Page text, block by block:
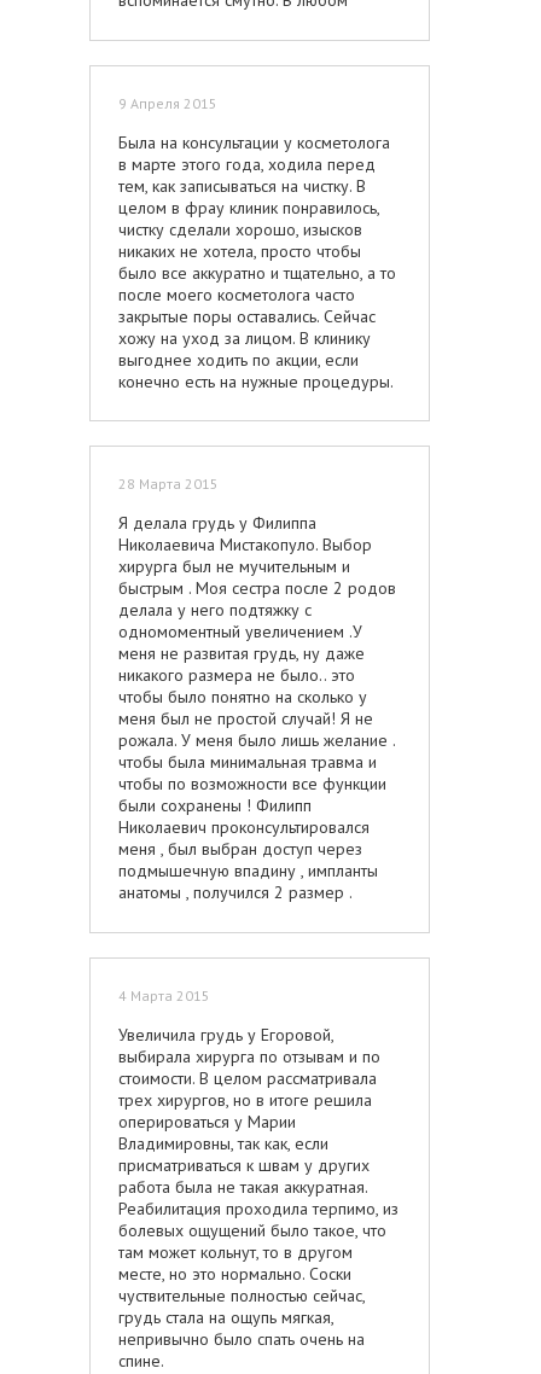
счастливее и более уверенной в
себе.
9 Апреля 2015
Была на консультации у косметолога
в марте этого года, ходила перед
тем, как записываться на чистку. В
целом в фрау клиник понравилось,
чистку сделали хорошо, изысков
никаких не хотела, просто чтобы
было все аккуратно и тщательно, а то
после моего косметолога часто
закрытые поры оставались. Сейчас
хожу на уход за лицом. В клинику
выгоднее ходить по акции, если
конечно есть на нужные процедуры.
28 Марта 2015
Я делала грудь у Филиппа
Николаевича Мистакопуло. Выбор
хирурга был не мучительным и
быстрым . Моя сестра после 2 родов
делала у него подтяжку с
одномоментный увеличением .У
меня не развитая грудь, ну даже
никакого размера не было.. это
чтобы было понятно на сколько у
меня был не простой случай! Я не
рожала. У меня было лишь желание .
чтобы была минимальная травма и
чтобы по возможности все функции
были сохранены ! Филипп
Николаевич проконсультировался
меня , был выбран доступ через
подмышечную впадину , импланты
анатомы , получился 2 размер .
не видно все посветлело!Через год
после операции я вышла замуж) В
по поводу кормления нет! Мне
человеком !
4 Марта 2015
Увеличила грудь у Егоровой,
выбирала хирурга по отзывам и по
стоимости. В целом рассматривала
трех хирургов, но в итоге решила
оперироваться у Марии
Владимировны, так как, если
присматриваться к швам у других
работа была не такая аккуратная.
Реабилитация проходила терпимо, из
болевых ощущений было такое, что
там может кольнут, то в другом
месте, но это нормально. Соски
чуствительные полностью сейчас,
грудь стала на ощупь мягкая,
непривычно было спать очень на
спине.